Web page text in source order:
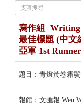
寫作組 Writing
最佳標題 (中文
亞軍 1st
題目：青燈黃卷霜
報館：文匯報 Wen